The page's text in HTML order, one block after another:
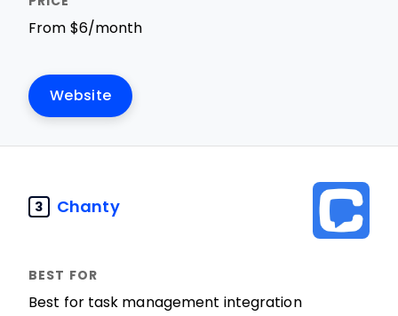
From $6/month
Website
3 Chanty
Best for task management integration